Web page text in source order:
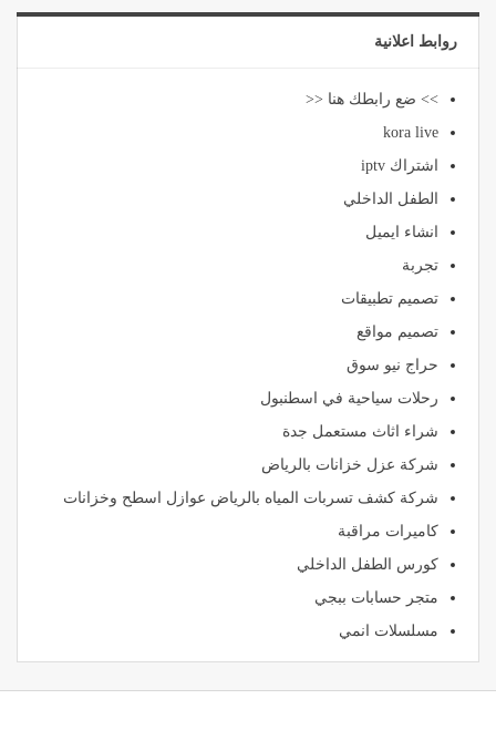
روابط اعلانية
>> ضع رابطك هنا <<
kora live
اشتراك iptv
الطفل الداخلي
انشاء ايميل
تجربة
تصميم تطبيقات
تصميم مواقع
حراج نيو سوق
رحلات سياحية في اسطنبول
شراء اثاث مستعمل جدة
شركة عزل خزانات بالرياض
شركة كشف تسربات المياه بالرياض عوازل اسطح وخزانات
كاميرات مراقبة
كورس الطفل الداخلي
متجر حسابات ببجي
مسلسلات انمي